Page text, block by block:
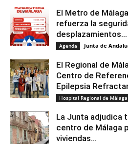
El Metro de
refuerza la
desplazamientos...
Agenda Junta de
El Regional de
Centro de
Epilepsia
Hospital Regional de Málaga
La Junta adjudica
centro de Málaga
viviendas...